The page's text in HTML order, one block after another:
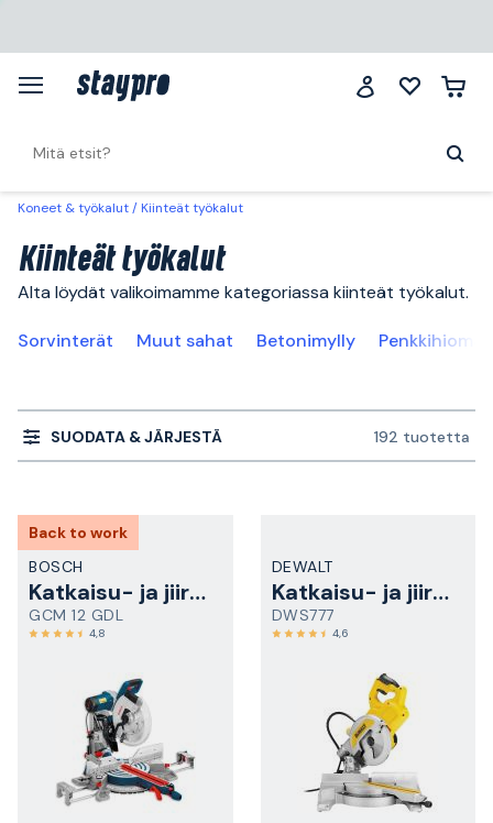
Koneet & työkalut Kiinteät työkalut
Kiinteät työkalut
Alta löydät valikoimamme kategoriassa kiinteät työkalut.
Sorvinterät Muut sahat Betonimylly
SUODATA & JÄRJESTÄ 192 tuotetta
Back to work
BOSCH
Katkaisu- ja jiirisaha
GCM 12 GDL
4,8
DEWALT
Katkaisu- ja jiirisaha
DWS777
4,6